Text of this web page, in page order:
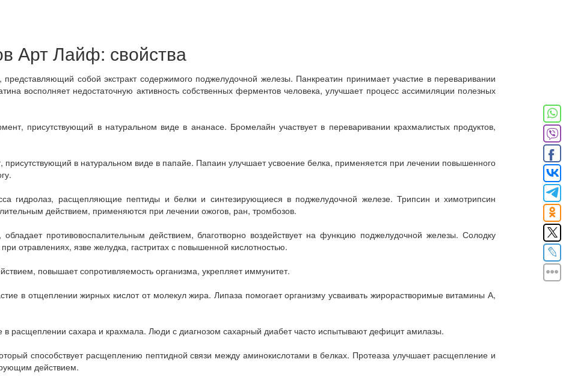
Арт Лайф: свойства
собой экстракт содержимого поджелудочной железы. Панкреатин принимает участие в переваривании
восполняет недостаточную активность собственных ферментов человека, улучшает процесс ассимиляции полезных
присутствующий в натуральном виде в ананасе. Бромелайн участвует в переваривании крахмалистых продуктов,
в натуральном виде в папайе. Папаин улучшает усвоение белка, применяется при лечении повышенного
гидролаз, расщепляющие пептиды и белки и синтезирующиеся в поджелудочной железе. Трипсин и химотрипсин
действием, применяются при лечении ожогов, ран, тромбозов.
противовоспалительным действием, благотворно воздействует на функцию поджелудочной железы. Солодку
отравлениях, язве желудка, гастритах с повышенной кислотностью.
повышает сопротивляемость организма, укрепляет иммунитет.
в отщеплении жирных кислот от молекул жира. Липаза помогает организму усваивать жирорастворимые витамины А,
расщеплении сахара и крахмала. Люди с диагнозом сахарный диабет часто испытывают дефицит амилазы.
способствует расщеплению пептидной связи между аминокислотами в белках. Протеаза улучшает расщепление и
действием.